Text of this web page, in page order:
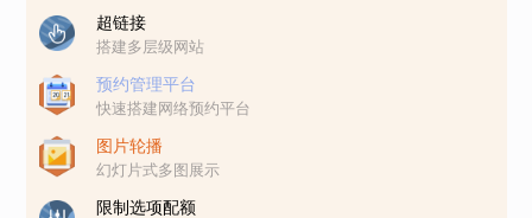
超链接
搭建多层级网站
预约管理平台
快速搭建网络预约平台
图片轮播
幻灯片式多图展示
限制选项配额